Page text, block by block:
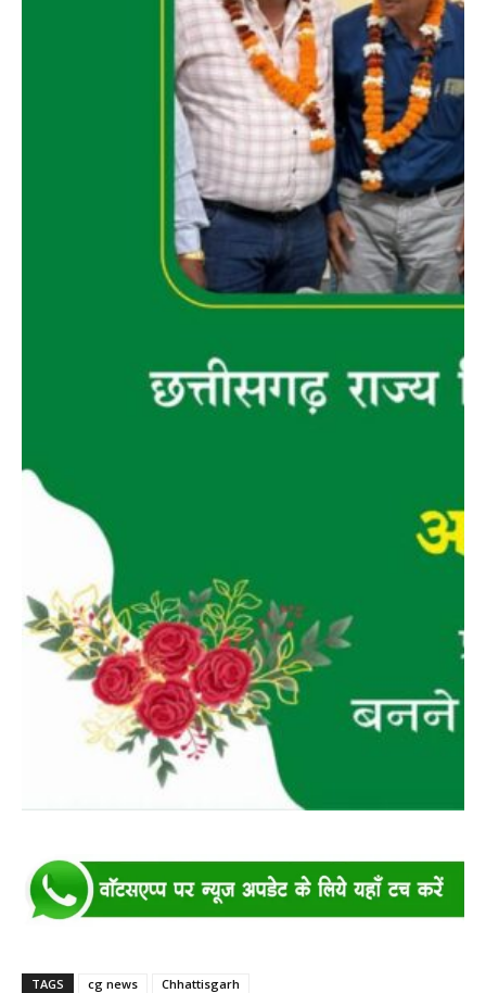
TAGS cg news Chhattisgarh